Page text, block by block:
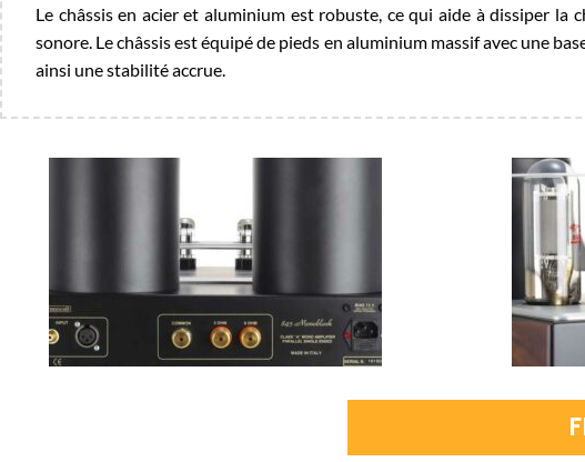
Le châssis en acier et aluminium est robuste, ce qui aide à dissiper
sonore. Le châssis est équipé de pieds en aluminium massif avec une
ainsi une stabilité accrue.